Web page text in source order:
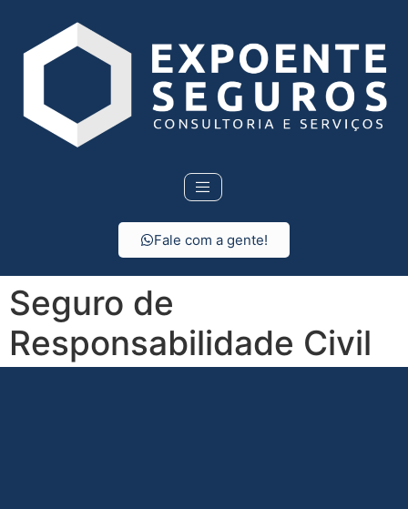
Fale com a gente!
Seguro de
Responsabilidade Civil